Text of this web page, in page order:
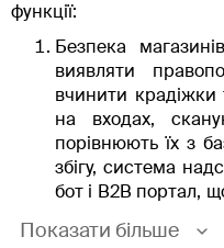
функції:
Безпека
виявляти
вчинити крадіжки
на входах,
порівнюють їх з
збігу, система
бот і B2B портал,
Виявлення VIP-
Показати більше